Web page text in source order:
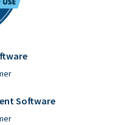
Software